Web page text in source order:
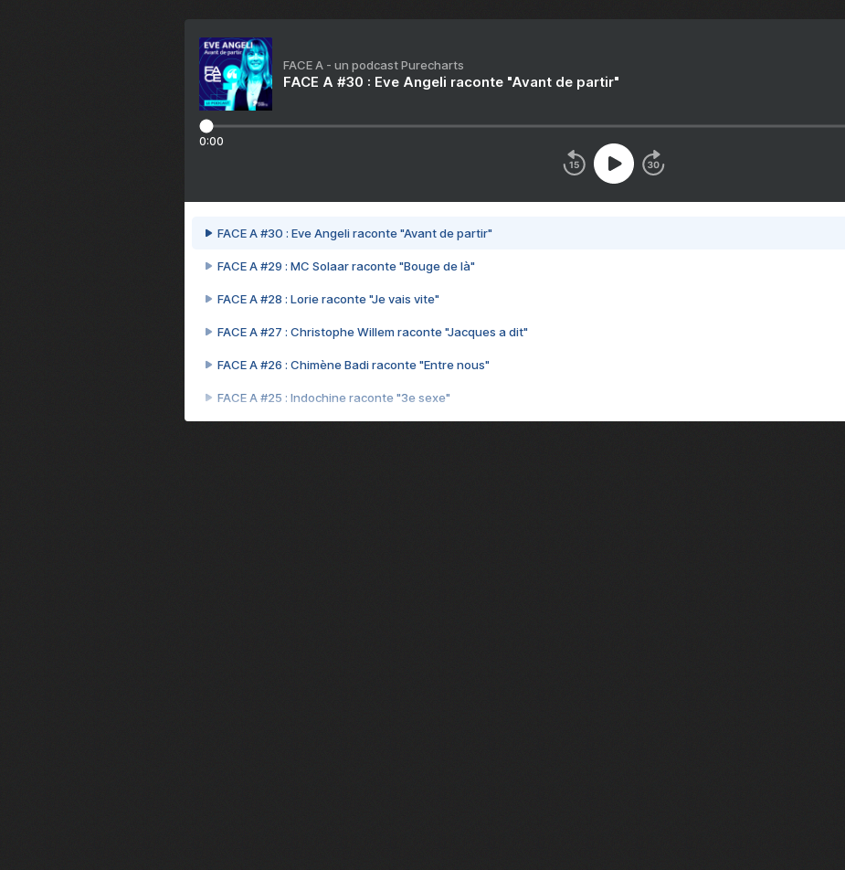
FACE A - un podcast Purecharts
FACE A #30 : Eve Angeli raconte "Avant de partir"
0:00
FACE A #30 : Eve Angeli raconte "Avant de partir"
FACE A #29 : MC Solaar raconte "Bouge de là"
FACE A #28 : Lorie raconte "Je vais vite"
FACE A #27 : Christophe Willem raconte "Jacques a dit"
FACE A #26 : Chimène Badi raconte "Entre nous"
FACE A #25 : Indochine raconte "3e sexe"